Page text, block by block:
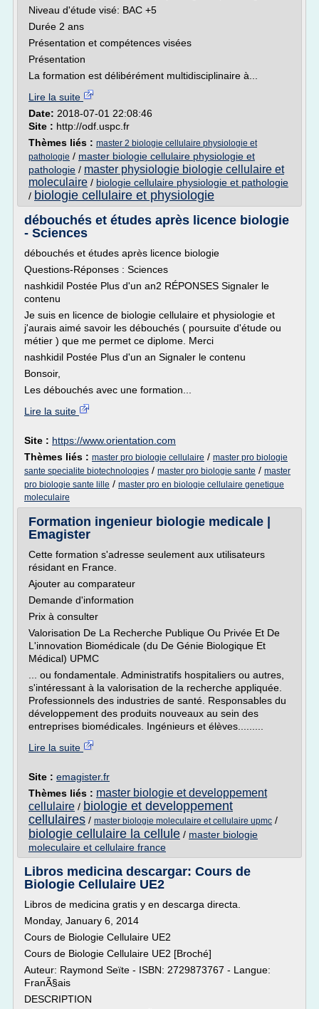
Niveau d'étude visé: BAC +5
Durée 2 ans
Présentation et compétences visées
Présentation
La formation est délibérément multidisciplinaire à...
Lire la suite
Date: 2018-07-01 22:08:46
Site : http://odf.uspc.fr
Thèmes liés : master 2 biologie cellulaire physiologie et
pathologie / master biologie cellulaire physiologie et
pathologie / master physiologie biologie cellulaire et
moleculaire / biologie cellulaire physiologie et pathologie
/ biologie cellulaire et physiologie
débouchés et études après licence biologie
- Sciences
débouchés et études après licence biologie
Questions-Réponses : Sciences
nashkidil Postée Plus d'un an2 RÉPONSES Signaler le
contenu
Je suis en licence de biologie cellulaire et physiologie et
j'aurais aimé savoir les débouchés ( poursuite d'étude ou
métier ) que me permet ce diplome. Merci
nashkidil Postée Plus d'un an Signaler le contenu
Bonsoir,
Les débouchés avec une formation...
Lire la suite
Site : https://www.orientation.com
Thèmes liés : master pro biologie cellulaire / master pro biologie
sante specialite biotechnologies / master pro biologie sante / master
pro biologie sante lille / master pro en biologie cellulaire genetique
moleculaire
Formation ingenieur biologie medicale |
Emagister
Cette formation s'adresse seulement aux utilisateurs
résidant en France.
Ajouter au comparateur
Demande d'information
Prix à consulter
Valorisation De La Recherche Publique Ou Privée Et De
L'innovation Biomédicale (du De Génie Biologique Et
Médical) UPMC
... ou fondamentale. Administratifs hospitaliers ou autres,
s'intéressant à la valorisation de la recherche appliquée.
Professionnels des industries de santé. Responsables du
développement des produits nouveaux au sein des
entreprises biomédicales. Ingénieurs et élèves.........
Lire la suite
Site : emagister.fr
Thèmes liés : master biologie et developpement
cellulaire / biologie et developpement
cellulaires / master biologie moleculaire et cellulaire upmc /
biologie cellulaire la cellule / master biologie
moleculaire et cellulaire france
Libros medicina descargar: Cours de
Biologie Cellulaire UE2
Libros de medicina gratis y en descarga directa.
Monday, January 6, 2014
Cours de Biologie Cellulaire UE2
Cours de Biologie Cellulaire UE2 [Broché]
Auteur: Raymond Seïte - ISBN: 2729873767 - Langue:
FranÃ§ais
DESCRIPTION